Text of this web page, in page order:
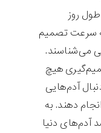
روز
سرعت تصمیم
می‌شناسند.
هیچ
آدم‌هایی
دهند. به
است که تنها ۱۰ درصد آدم‌های دنیا